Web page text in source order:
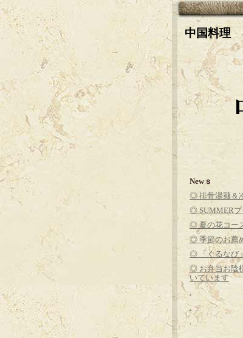
中国料理
Newｓ
◎ 排骨湯麺＆
◎ SUMMERプ
◎ 夏の花コー
◎ 季節のお薦
◎ 「ぐるなび
◎ お弁当お陰
いています
.
.
.